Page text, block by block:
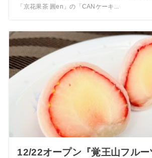
「京花果茶 圓en」の「CANケーキ...
12/22オープン『覚王山フル